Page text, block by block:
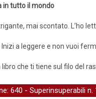
in tutto il mondo
mai scontato. L’ho
a leggere e non vuoi
che ti tiene sul filo del
640 - Superinsuperabili n.